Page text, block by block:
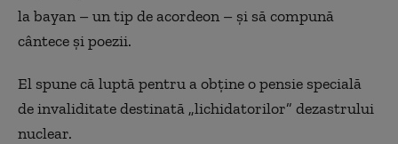
la bayan – un tip de acordeon – și să compună
cântece și poezii.
El spune că luptă pentru a obține o pensie specială
de invaliditate destinată „lichidatorilor” dezastrului
nuclear.